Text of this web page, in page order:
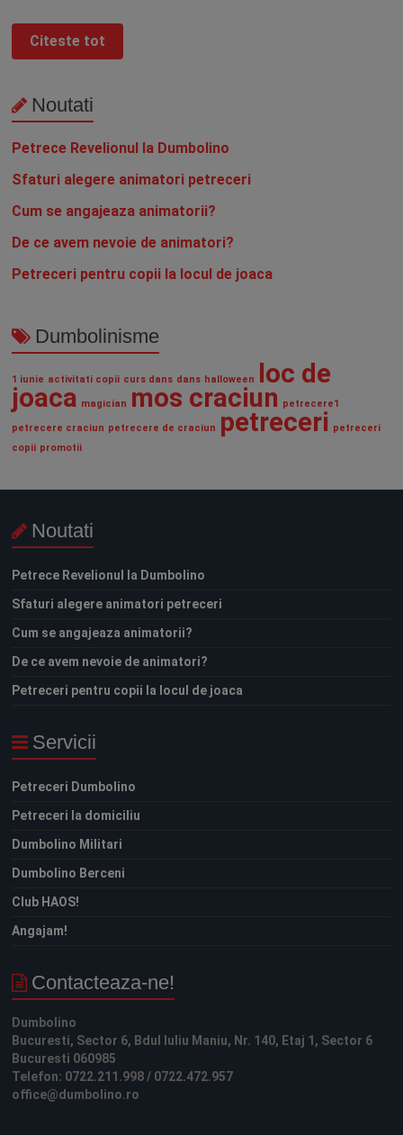
Citeste tot
Noutati
Petrece Revelionul la Dumbolino
Sfaturi alegere animatori petreceri
Cum se angajeaza animatorii?
De ce avem nevoie de animatori?
Petreceri pentru copii la locul de joaca
Dumbolinisme
1 iunie activitati copii curs dans dans halloween loc de
joaca magician mos craciun petrecere1
petrecere craciun petrecere de craciun petreceri petreceri
copii promotii
Noutati
Petrece Revelionul la Dumbolino
Sfaturi alegere animatori petreceri
Cum se angajeaza animatorii?
De ce avem nevoie de animatori?
Petreceri pentru copii la locul de joaca
Servicii
Petreceri Dumbolino
Petreceri la domiciliu
Dumbolino Militari
Dumbolino Berceni
Club HAOS!
Angajam!
Contacteaza-ne!
Dumbolino
Bucuresti, Sector 6, Bdul Iuliu Maniu, Nr. 140, Etaj 1, Sector 6
Bucuresti 060985
Telefon: 0722.211.998 / 0722.472.957
office@dumbolino.ro